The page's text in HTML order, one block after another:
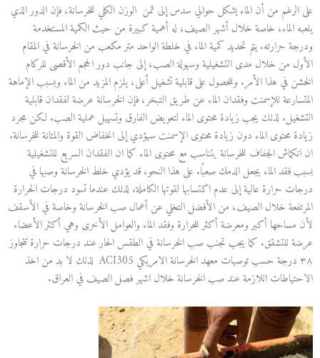
على الرغم من أن الماء يشكل حوالي سدس إلى ثمن الوزن الكلي للخرسانة، فإن الدور الذي
يلعبه الماء، خاصة خلال أشهر الصيف، له أهمية كبيرة من حيث الكمية المستخدمة
ودرجة حرارته. يتم تحديد كمية الماء في خلطة الواحد متر مكعب من الخرسانة في المقام
الأول من خلال مدى التشغيلية وسهولة الصب، إلى جانب دور الحجم الأقصى للركام
الخشن في هذا الأمر. وللحصول على قابلية تشغيل أعلى، يلزم المزيد من الماء وبسبب الإماهة
المتسارعة للإسمنت وفقدان الماء عن طريق التبخر، فإن الخرسانة عرضة لفقدان قابلية
التشغيل. لذلك يجب زيادة محتوى الماء لتعويض الفارق وتسهيل عملية الصب. لكن مجرد
زيادة محتوى الماء دون زيادة محتوى الإسمنت سيؤدي إلى انخفاض القوة والمتانة للخرسانة.
ان انكماش الجفاف للخرسانة يتناسب مع محتوى الماء كما ان الفقدان السريع للتشغيلية
بسبب فقد الماء يجعل الدمك صعبًا. على هذا النحو، قد يؤدي خلط الخرسانة وصبها في
درجات حرارة عالية إلى عدم اكتسابها لقوتها الكاملة. لذلك عندما تسود درجات الحرارة
المرتفعة خلال الصيف، من الأفضل التخلي عن أعمال صب الخرسانة وخاصة في الأسقف
لأن مساحها أكبر ومعرضة أكثر للحرارة وفقد الماء والعوامل الأخرى وهي أكثر الأعضاء
عرضة للتشقق. كما يجب تجنب صب الخرسانة في الطقس الحار عند درجات حرارة تتجاوز
٣٨ درجة حسب توصيات معهد الخرسانة الامريكي ACI305 لذلك لا بد من اخذ
الاحتياطات اللازمة عند صب الخرسانة خلال اشهر فصل الصيف في العراق.